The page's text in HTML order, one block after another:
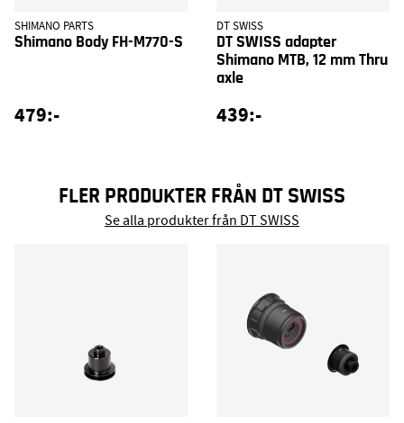
SHIMANO PARTS
Shimano Body FH-M770-S
479:-
DT SWISS
DT SWISS adapter
Shimano MTB, 12 mm Thru
axle
439:-
FLER PRODUKTER FRÅN DT SWISS
Se alla produkter från DT SWISS